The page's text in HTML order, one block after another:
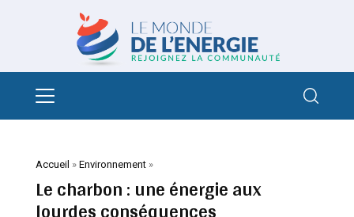
Accueil » Environnement»
Le charbon : une énergie aux